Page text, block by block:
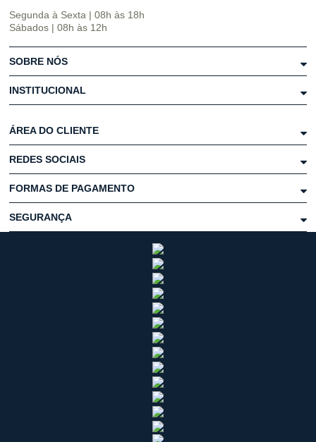
Segunda à Sexta | 08h às 18h
Sábados | 08h às 12h
SOBRE NÓS
INSTITUCIONAL
ÁREA DO CLIENTE
REDES SOCIAIS
FORMAS DE PAGAMENTO
SEGURANÇA